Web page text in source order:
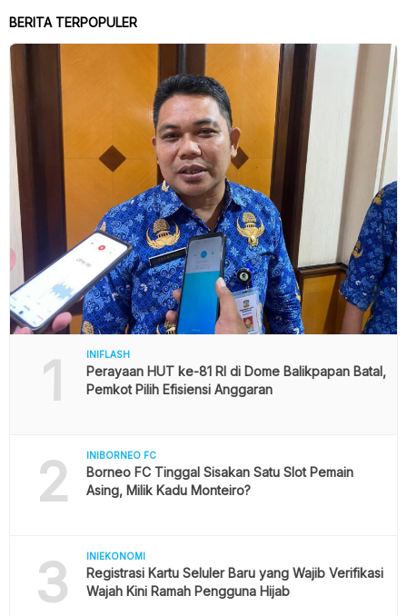
BERITA TERPOPULER
1 INIFLASH
Perayaan HUT ke-81 RI di Dome Balikpapan Batal,
Pemkot Pilih Efisiensi Anggaran
2 INIBORNEO FC
Borneo FC Tinggal Sisakan Satu Slot Pemain
Asing, Milik Kadu Monteiro?
3 INIEKONOMI
Registrasi Kartu Seluler Baru yang Wajib Verifikasi
Wajah Kini Ramah Pengguna Hijab